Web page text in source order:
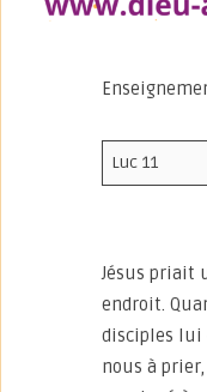
Luc 11
Jésus priait
endroit.
disciples lui
nous à